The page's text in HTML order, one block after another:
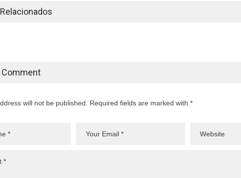
Comment
will not be published. Required fields are marked with *